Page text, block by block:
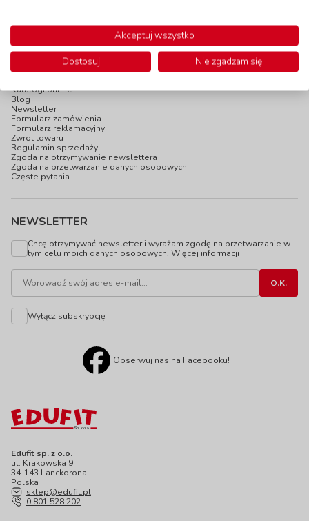
Edufit sp. z o.o.
ul. Krakowska 9
34-143 Lanckorona
Polska
sklep@edufit.pl
0 801 528 202
INFOPANEL
Katalogi online
Blog
Newsletter
Formularz zamówienia
Formularz reklamacyjny
Zwrot towaru
Regulamin sprzedaży
Zgoda na otrzymywanie newslettera
Zgoda na przetwarzanie danych osobowych
Częste pytania
NEWSLETTER
Chcę otrzymywać newsletter i wyrażam zgodę na przetwarzanie w
tym celu moich danych osobowych. Więcej informacji
Wyłącz subskrypcję
Obserwuj nas na Facebooku!
Akceptuj wszystko
Dostosuj
Nie zgadzam się